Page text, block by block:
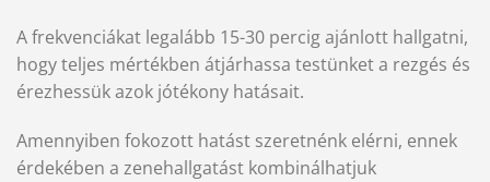
A frekvenciákat legalább 15-30 percig ajánlott hallgatni,
hogy teljes mértékben átjárhassa testünket a rezgés és
érezhessük azok jótékony hatásait.
Amennyiben fokozott hatást szeretnénk elérni, ennek
érdekében a zenehallgatást kombinálhatjuk